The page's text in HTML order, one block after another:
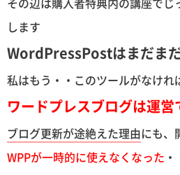
します
WordPressPostはまだま
私はもう・・このツールがなけれ
ワードプレスブログは運営
ブログ更新が途絶えた理由にも、
WPPが一時的に使えなくなった